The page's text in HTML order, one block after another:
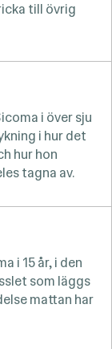
till övrig
i över sju
i hur det
hur hon
tagna av.
i 15 år, i den
som läggs
mattan har